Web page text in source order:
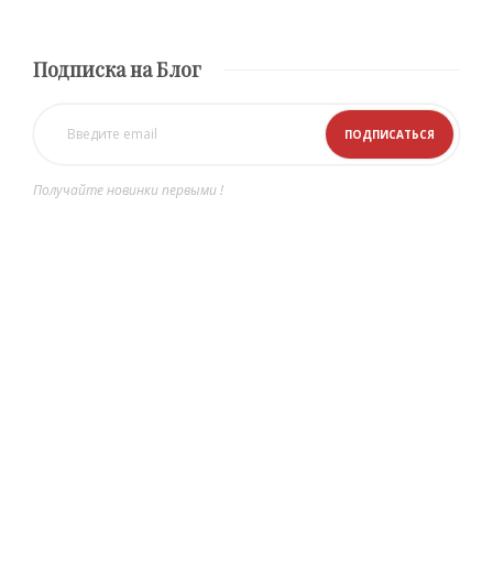
Подписка на Блог
Получайте новинки первыми !